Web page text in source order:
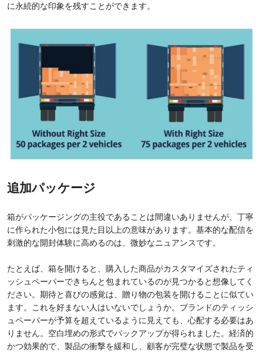
に永続的な印象を残すことができます。
追加パッケージ
箱がパッケージングの主役であることは間違いありませんが、丁寧
に作られた小包には見た目以上の意味があります。基本的な配信を
刺激的な開封体験に高めるのは、微妙なニュアンスです。
たとえば、箱を開けると、購入した商品がカスタマイズされたティ
ッシュペーパーできちんと包まれているのが見つかると想像してく
ださい。期待と喜びの感覚は、贈り物の包装を開けることに似てい
ます。これを好まない人はいないでしょうか。ブランドのティッシ
ュペーパーが予算を超えているように見えても、心配する必要はあ
りません。空白埋めの形式でバックアップが得られました。経済的
かつ効果的で、製品の衝撃を緩和し、顧客が完璧な状態で製品を受